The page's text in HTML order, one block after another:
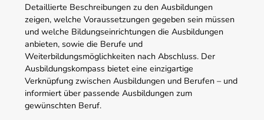
Detaillierte Beschreibungen zu den Ausbildungen
zeigen, welche Voraussetzungen gegeben sein müssen
und welche Bildungseinrichtungen die Ausbildungen
anbieten, sowie die Berufe und
Weiterbildungsmöglichkeiten nach Abschluss. Der
Ausbildungskompass bietet eine einzigartige
Verknüpfung zwischen Ausbildungen und Berufen – und
informiert über passende Ausbildungen zum
gewünschten Beruf.